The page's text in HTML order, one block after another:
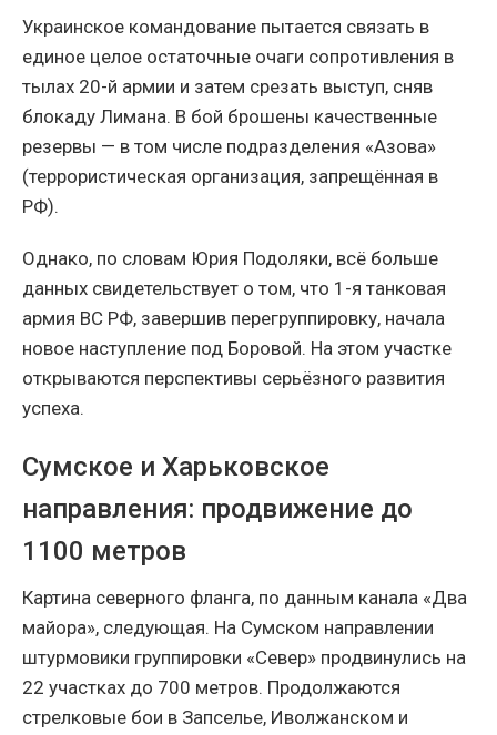
Украинское командование пытается связать в
единое целое остаточные очаги сопротивления в
тылах 20-й армии и затем срезать выступ, сняв
блокаду Лимана. В бой брошены качественные
резервы — в том числе подразделения «Азова»
(террористическая организация, запрещённая в
РФ).
Однако, по словам Юрия Подоляки, всё больше
данных свидетельствует о том, что 1-я танковая
армия ВС РФ, завершив перегруппировку, начала
новое наступление под Боровой. На этом участке
открываются перспективы серьёзного развития
успеха.
Сумское и Харьковское
направления: продвижение до
1100 метров
Картина северного фланга, по данным канала «Два
майора», следующая. На Сумском направлении
штурмовики группировки «Север» продвинулись на
22 участках до 700 метров. Продолжаются
стрелковые бои в Запселье, Иволжанском и